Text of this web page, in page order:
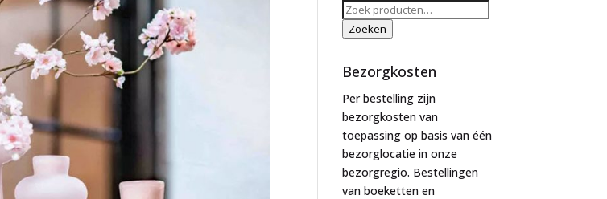
Zoeken
naar:
Zoeken
Bezorgkosten
Per bestelling zijn
bezorgkosten van
toepassing op basis van één
bezorglocatie in onze
bezorgregio. Bestellingen
van boeketten en